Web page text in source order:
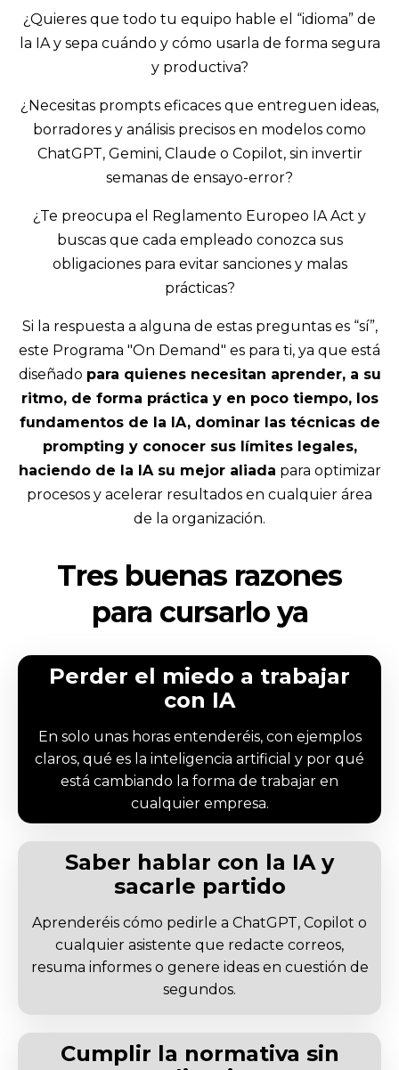
¿Quieres que todo tu equipo hable el “idioma” de
la IA y sepa cuándo y cómo usarla de forma segura
y productiva?
¿Necesitas prompts eficaces que entreguen ideas,
borradores y análisis precisos en modelos como
ChatGPT, Gemini, Claude o Copilot, sin invertir
semanas de ensayo-error?
¿Te preocupa el Reglamento Europeo IA Act y
buscas que cada empleado conozca sus
obligaciones para evitar sanciones y malas
prácticas?
Si la respuesta a alguna de estas preguntas es “sí”,
este Programa "On Demand" es para ti, ya que está
diseñado para quienes necesitan aprender, a su
ritmo, de forma práctica y en poco tiempo, los
fundamentos de la IA, dominar las técnicas de
prompting y conocer sus límites legales,
haciendo de la IA su mejor aliada para optimizar
procesos y acelerar resultados en cualquier área
de la organización.
Tres buenas razones
para cursarlo ya
Perder el miedo a trabajar
con IA
En solo unas horas entenderéis, con ejemplos
claros, qué es la inteligencia artificial y por qué
está cambiando la forma de trabajar en
cualquier empresa.
Saber hablar con la IA y
sacarle partido
Aprenderéis cómo pedirle a ChatGPT, Copilot o
cualquier asistente que redacte correos,
resuma informes o genere ideas en cuestión de
segundos.
Cumplir la normativa sin